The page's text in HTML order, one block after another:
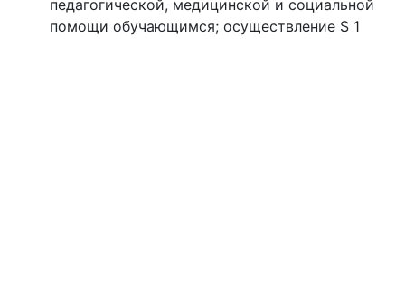
педагогической, медицинской и социальной
помощи обучающимся; осуществление S 1